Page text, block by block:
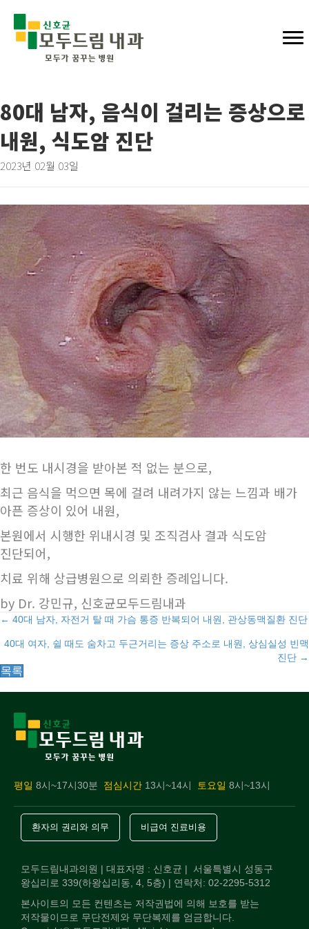
80대 남자, 음식이 걸리는 증상으로
내원, 식도암 진단
2023년 02월 03일
한 번도 내시경을 받아본 적 없는 분으로,
최근 음식을 먹으면 목에 걸려 내려가지 않는 느낌과 배가
아픈 증상이 있어 내원,
본원에서 시행한 위내시경 및 조직검사 결과 식도암
진단되어,
치료 위해 상급병원으로 의뢰한 증례입니다.
by Dr. 강민규, 신호균모두드림내과
Posts
navigation
← 40대 남자, 자전거 탈 때 가슴 통증 반복되어 내원, 관상동맥질환 진단
40대 여자, 쉴 때도 숨차고 두근거리는 증상 주소로 내원, 상심실성 빈맥
진단 →
목록
평일 8시~17시30분 점심시간 13시~14시 토요일 8시~13시
환자의 권리와 의무 비급여 진료비용
모두드림내과의원 | 대표자명 : 신호균 | 서울특별시 성동구
왕십리로 339(하왕십리동, 4, 5층) | 연락처: 02-2295-5312
본사이트의 모든 컨텐츠는 저작권법에 의해 보호를 받는
저작물이므로 무단전제와 무단복제를 엄금합니다.